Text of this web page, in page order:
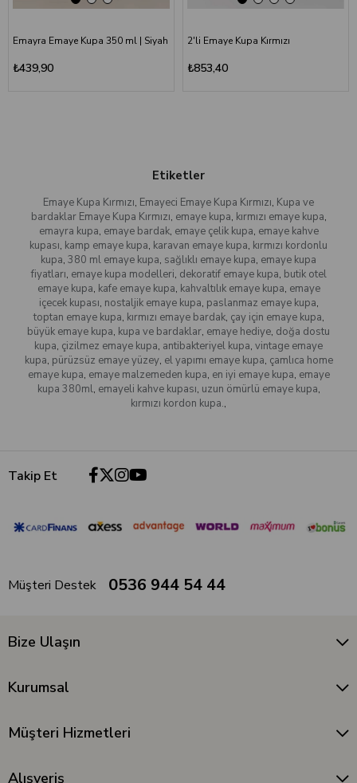
Emayra Emaye Kupa 350 ml | Siyah
₺439,90
2'li Emaye Kupa Kırmızı
₺853,40
Etiketler
Emaye Kupa Kırmızı, Emayeci Emaye Kupa Kırmızı, Kupa ve
bardaklar Emaye Kupa Kırmızı, emaye kupa, kırmızı emaye kupa,
emayra kupa, emaye bardak, emaye çelik kupa, emaye kahve
kupası, kamp emaye kupa, karavan emaye kupa, kırmızı kordonlu
kupa, 380 ml emaye kupa, sağlıklı emaye kupa, emaye kupa
fiyatları, emaye kupa modelleri, dekoratif emaye kupa, butik otel
emaye kupa, kafe emaye kupa, kahvaltılık emaye kupa, emaye
içecek kupası, nostaljik emaye kupa, paslanmaz emaye kupa,
toptan emaye kupa, kırmızı emaye bardak, çay için emaye kupa,
büyük emaye kupa, kupa ve bardaklar, emaye hediye, doğa dostu
kupa, çizilmez emaye kupa, antibakteriyel kupa, vintage emaye
kupa, pürüzsüz emaye yüzey, el yapımı emaye kupa, çamlıca home
emaye kupa, emaye malzemeden kupa, en iyi emaye kupa, emaye
kupa 380ml, emayeli kahve kupası, uzun ömürlü emaye kupa,
kırmızı kordon kupa.,
Takip Et
Müşteri Destek 0536 944 54 44
Bize Ulaşın
Kurumsal
Müşteri Hizmetleri
Alışveriş